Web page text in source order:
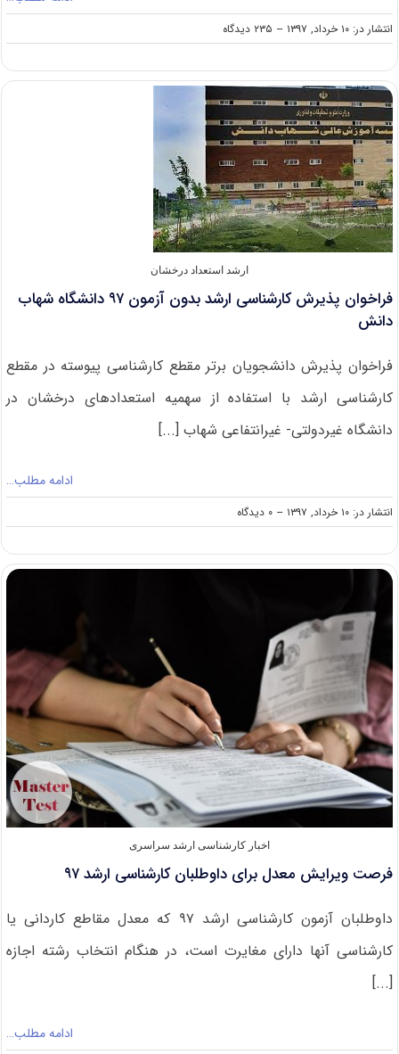
انتشار در: ۱۰ خرداد, ۱۳۹۷ -- ۲۳۵ دیدگاه
on
دفترچه
رشته
کارشناسی
ارشد
سراسری
۹۷
–
۹۸
ارشد استعداد درخشان
فراخوان پذیرش کارشناسی ارشد بدون آزمون ۹۷ دانشگاه شهاب
دانش
فراخوان پذیرش دانشجویان برتر مقطع کارشناسی پیوسته در مقطع
کارشناسی ارشد با استفاده از سهمیه استعدادهای درخشان در
دانشگاه غیردولتی- غیرانتفاعی شهاب [...]
ادامه مطلب…
انتشار در: ۱۰ خرداد, ۱۳۹۷ -- ۰ دیدگاه
on
فراخوان
کارشناسی
اخبار کارشناسی ارشد سراسری
فرصت ویرایش معدل برای داوطلبان کارشناسی ارشد ۹۷
داوطلبان آزمون کارشناسی ارشد ۹۷ که معدل مقاطع کاردانی یا
کارشناسی آنها دارای مغایرت است، در هنگام انتخاب رشته اجازه
[...]
ادامه مطلب…